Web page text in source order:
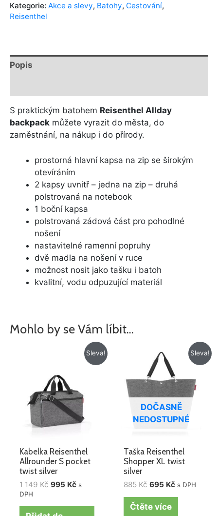
Kategorie: Akce a slevy, Batohy, Cestování,
Reisenthel
Popis
S praktickým batohem Reisenthel Allday
backpack můžete vyrazit do města, do
zaměstnání, na nákup i do přírody.
prostorná hlavní kapsa na zip se širokým
otevíráním
2 kapsy uvnitř – jedna na zip – druhá
polstrovaná na notebook
1 boční kapsa
polstrovaná zádová část pro pohodlné
nošení
nastavitelné ramenní popruhy
dvě madla na nošení v ruce
možnost nosit jako tašku i batoh
kvalitní, vodu odpuzující materiál
Mohlo by se Vám líbit…
Sleva!
Kabelka Reisenthel
Allrounder S pocket
twist silver
1 149Kč
1
149 Kč.
995 Kč
Aktuální
cena
s
DPH
Sleva!
DOČASNĚ
NEDOSTUPNÉ
Taška Reisenthel
Shopper XL twist
silver
885Kč
Původní
cena
byla:
885 Kč.
695 Kč
Aktuální
cena
695 Kč.
s DPH
Čtěte více